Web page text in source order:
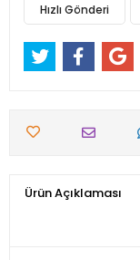
Hızlı Gönderi
Ürün Açıklaması